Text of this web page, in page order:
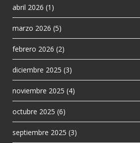
abril 2026 (1)
marzo 2026 (5)
febrero 2026 (2)
diciembre 2025 (3)
noviembre 2025 (4)
octubre 2025 (6)
septiembre 2025 (3)